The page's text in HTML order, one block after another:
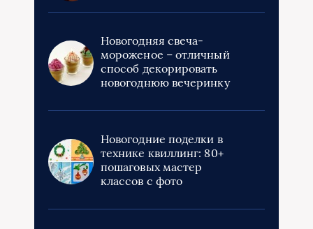
Новогодняя свеча-
мороженое – отличный
способ декорировать
новогоднюю вечеринку
Новогодние поделки в
технике квиллинг: 80+
пошаговых мастер
классов с фото